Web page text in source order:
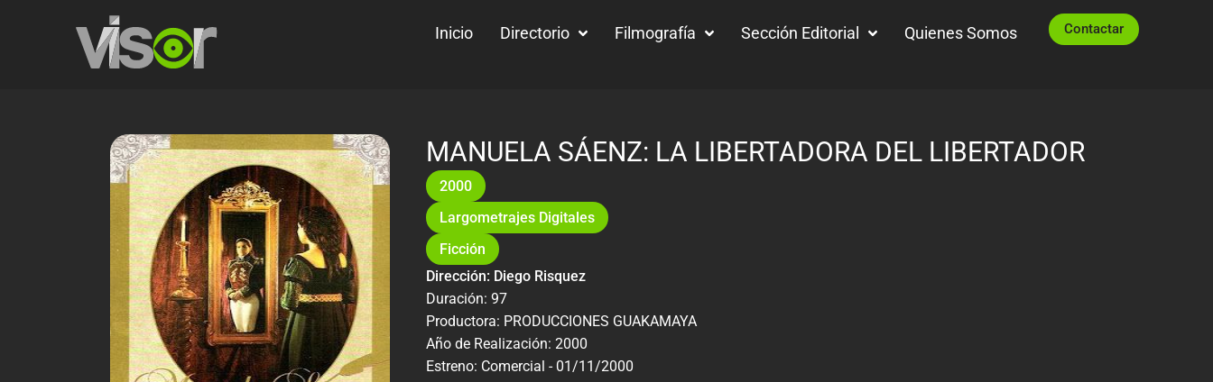
Inicio Directorio Filmografía Sección Editorial Quienes Somos Contactar
MANUELA SÁENZ: LA LIBERTADORA DEL LIBERTADOR
2000
Largometrajes Digitales
Ficción
Dirección: Diego Risquez
Duración: 97
Productora: PRODUCCIONES GUAKAMAYA
Año de Realización: 2000
Estreno: Comercial - 01/11/2000